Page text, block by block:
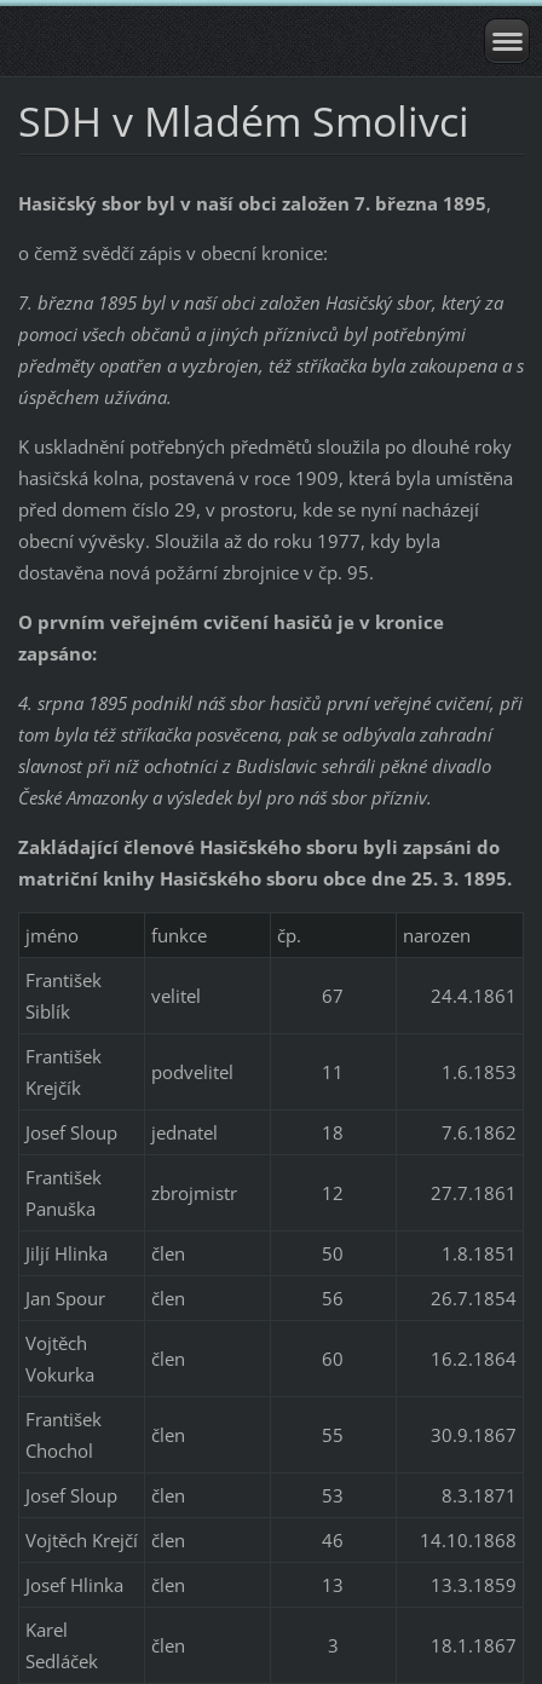
SDH v Mladém Smolivci
Hasičský sbor byl v naší obci založen 7. března 1895,
o čemž svědčí zápis v obecní kronice:
7. března 1895 byl v naší obci založen Hasičský sbor, který za
pomoci všech občanů a jiných příznivců byl potřebnými
předměty opatřen a vyzbrojen, též stříkačka byla zakoupena a s
úspěchem užívána.
K uskladnění potřebných předmětů sloužila po dlouhé roky
hasičská kolna, postavená v roce 1909, která byla umístěna
před domem číslo 29, v prostoru, kde se nyní nacházejí
obecní vývěsky. Sloužila až do roku 1977, kdy byla
dostavěna nová požární zbrojnice v čp. 95.
O prvním veřejném cvičení hasičů je v kronice
zapsáno:
4. srpna 1895 podnikl náš sbor hasičů první veřejné cvičení, při
tom byla též stříkačka posvěcena, pak se odbývala zahradní
slavnost při níž ochotníci z Budislavic sehráli pěkné divadlo
České Amazonky a výsledek byl pro náš sbor přízniv.
Zakládající členové Hasičského sboru byli zapsáni do
matriční knihy Hasičského sboru obce dne 25. 3. 1895.
jméno funkce čp.
narozen
František
Siblík
velitel 67 24.4.1861
František
Krejčík
podvelitel 11 1.6.1853
Josef Sloup jednatel 18
7.6.1862
František
Panuška
zbrojmistr 12 27.7.1861
Jiljí Hlinka člen 50
1.8.1851
Jan Spour
člen 56
26.7.1854
Vojtěch
Vokurka
člen 60 16.2.1864
František
Chochol
člen 55 30.9.1867
Josef Sloup člen 53
8.3.1871
Vojtěch Krejčí
člen 46
14.10.1868
Josef Hlinka
člen 13
13.3.1859
Karel
Sedláček
člen 3 18.1.1867